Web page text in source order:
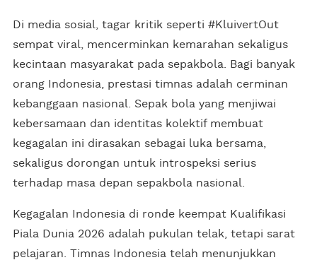
Di media sosial, tagar kritik seperti #KluivertOut
sempat viral, mencerminkan kemarahan sekaligus
kecintaan masyarakat pada sepakbola. Bagi banyak
orang Indonesia, prestasi timnas adalah cerminan
kebanggaan nasional. Sepak bola yang menjiwai
kebersamaan dan identitas kolektif membuat
kegagalan ini dirasakan sebagai luka bersama,
sekaligus dorongan untuk introspeksi serius
terhadap masa depan sepakbola nasional.
Kegagalan Indonesia di ronde keempat Kualifikasi
Piala Dunia 2026 adalah pukulan telak, tetapi sarat
pelajaran. Timnas Indonesia telah menunjukkan